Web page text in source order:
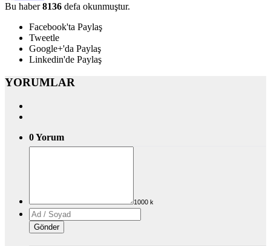
Bu haber8136 defa okunmuştur.
Facebook'ta Paylaş
Tweetle
Google+'da Paylaş
Linkedin'de Paylaş
YORUMLAR
0 Yorum